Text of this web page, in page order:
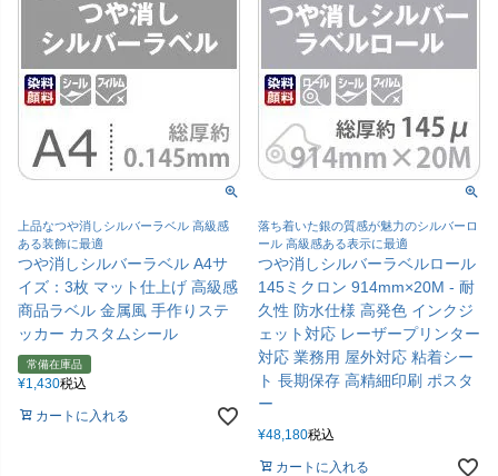
上品なつや消しシルバーラベル 高級感
ある装飾に最適
つや消しシルバーラベル A4サ
イズ：3枚 マット仕上げ 高級感
商品ラベル 金属風 手作りステ
ッカー カスタムシール
常備在庫品
¥1,430税込
カートに入れる
落ち着いた銀の質感が魅力のシルバーロ
ール 高級感ある表示に最適
つや消しシルバーラベルロール
145ミクロン 914mm×20M - 耐
久性 防水仕様 高発色 インクジ
ェット対応 レーザープリンター
対応 業務用 屋外対応 粘着シー
ト 長期保存 高精細印刷 ポスタ
ー
¥48,180税込
カートに入れる